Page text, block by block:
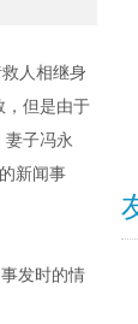
人相继身
，但是由于
子冯永
新闻事
发时的情